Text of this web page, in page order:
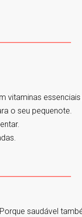
vitaminas
o seu pequenote.
saudável